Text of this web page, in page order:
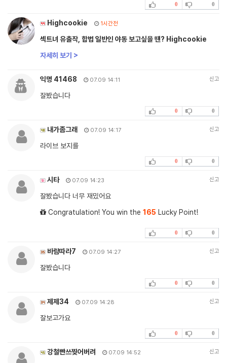
0 0
Highcookie 1시간전
섹트녀 유출작, 합법 일반인 야동 보고싶을 땐? Highcookie
자세히 보기 >
익명 41468 07.09 14:11 신고
잘봤습니다
0 0
내가좀그래 07.09 14:17 신고
라이브 보지를
0 0
시타 07.09 14:23 신고
잘봤습니다 너무 재밌어요
Congratulation! You win the 165 Lucky Point!
0 0
바람따라7 07.09 14:27 신고
잘봤습니다
0 0
제제34 07.09 14:28 신고
잘보고가요
0 0
강철빤쓰찢어버려 07.09 14:52 신고